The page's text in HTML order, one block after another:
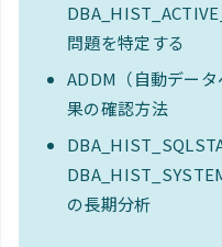
問題を特定する
ADDM（自動デー
果の確認方法
の長期分析